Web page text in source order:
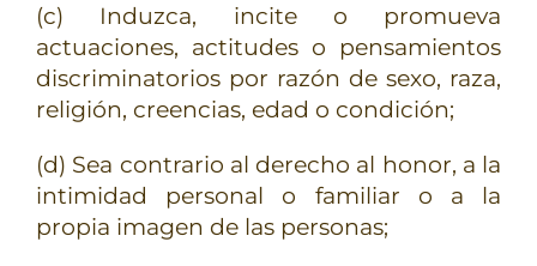
(c) Induzca, incite o promueva
actuaciones, actitudes o pensamientos
discriminatorios por razón de sexo, raza,
religión, creencias, edad o condición;
(d) Sea contrario al derecho al honor, a la
intimidad personal o familiar o a la
propia imagen de las personas;